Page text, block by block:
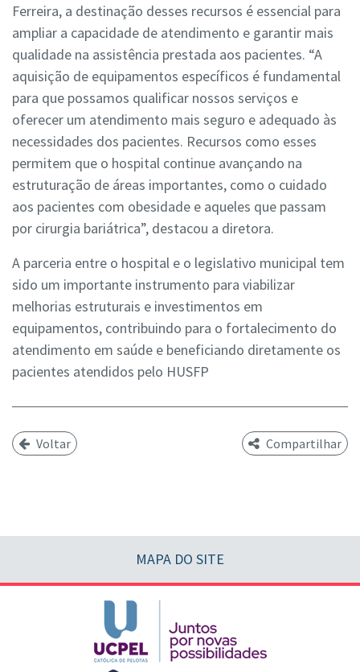
Ferreira, a destinação desses recursos é essencial para
ampliar a capacidade de atendimento e garantir mais
qualidade na assistência prestada aos pacientes. “A
aquisição de equipamentos específicos é fundamental
para que possamos qualificar nossos serviços e
oferecer um atendimento mais seguro e adequado às
necessidades dos pacientes. Recursos como esses
permitem que o hospital continue avançando na
estruturação de áreas importantes, como o cuidado
aos pacientes com obesidade e aqueles que passam
por cirurgia bariátrica”, destacou a diretora.
A parceria entre o hospital e o legislativo municipal tem
sido um importante instrumento para viabilizar
melhorias estruturais e investimentos em
equipamentos, contribuindo para o fortalecimento do
atendimento em saúde e beneficiando diretamente os
pacientes atendidos pelo HUSFP
Voltar Compartilhar
MAPA DO SITE